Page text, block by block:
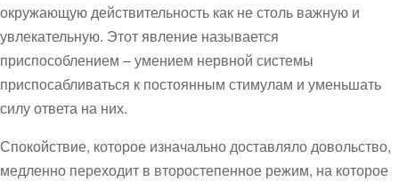
окружающую действительность как не столь важную и
увлекательную. Этот явление называется
приспособлением – умением нервной системы
приспосабливаться к постоянным стимулам и уменьшать
силу ответа на них.
Спокойствие, которое изначально доставляло довольство,
медленно переходит в второстепенное режим, на которое